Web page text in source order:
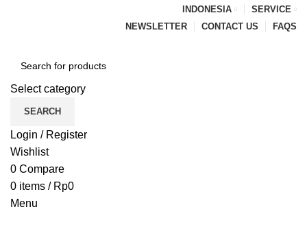
INDONESIA
SERVICE
NEWSLETTER
CONTACT US FAQS
Select category
SEARCH
Login / Register
Wishlist
0 Compare
0 items / Rp0
Menu